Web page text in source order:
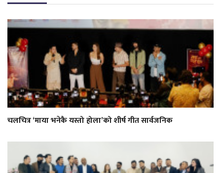
चलचित्र ‘माया भनेकै यस्तो होला’को शीर्ष गीत सार्वजनिक